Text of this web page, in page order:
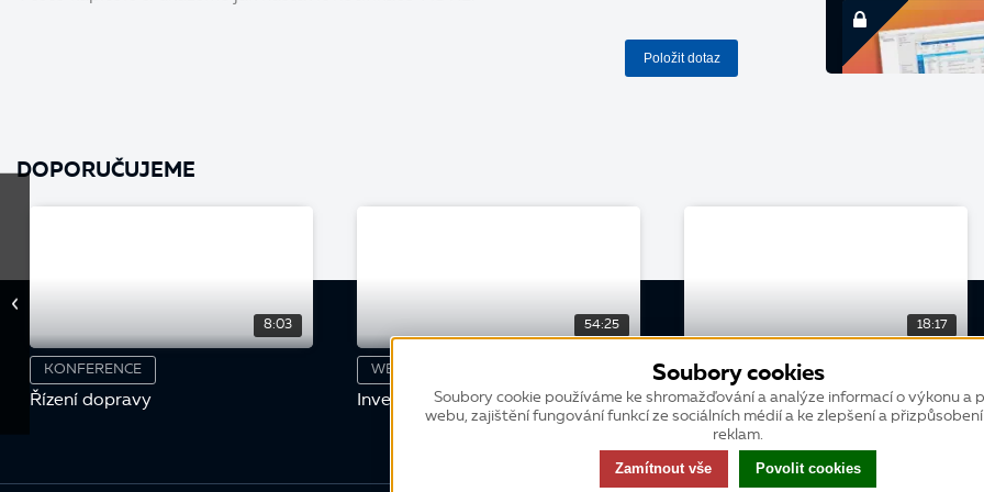
Položit dotaz
DOPORUČUJEME
8:03
KONFERENCE
Řízení dopravy
54:25
WEBINÁŘ
Inventury
18:17
KURZ
Základní školení webové K2:
Základní orientace ve webové K2
Soubory cookies
Soubory cookie používáme ke shromažďování a analýze informací o výkonu a
webu, zajištění fungování funkcí ze sociálních médií a ke zlepšení a
reklam.
Zamítnout vše Povolit cookies